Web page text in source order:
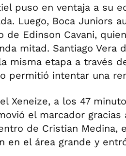
puso en ventaja a su
Luego, Boca Juniors
de Edinson Cavani,
mitad. Santiago Vera
misma etapa a través
permitió intentar una
Xeneize, a los 47
el marcador gracias
de Cristian Medina,
en el área grande y